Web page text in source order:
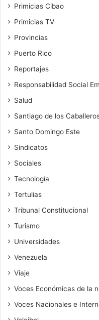
Primicias Cibao
Primicias TV
Provincias
Puerto Rico
Reportajes
Responsabilidad Social
Salud
Santiago de los
Santo Domingo Este
Sindicatos
Sociales
Tecnología
Tertulias
Tribunal Constitucional
Turismo
Universidades
Venezuela
Viaje
Voces Económicas de la
Voces Nacionales e